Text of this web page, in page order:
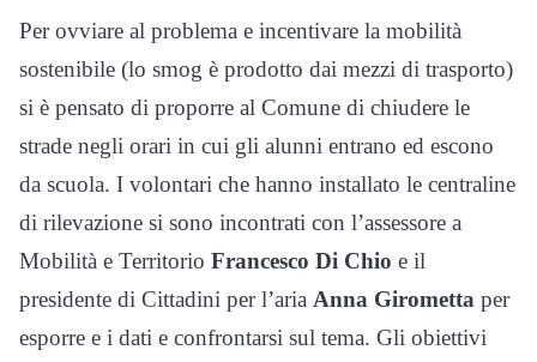
Per ovviare al problema e incentivare la mobilità
sostenibile (lo smog è prodotto dai mezzi di trasporto)
si è pensato di proporre al Comune di chiudere le
strade negli orari in cui gli alunni entrano ed escono
da scuola. I volontari che hanno installato le centraline
di rilevazione si sono incontrati con l’assessore a
Mobilità e Territorio Francesco Di Chio e il
presidente di Cittadini per l’aria Anna Girometta per
esporre e i dati e confrontarsi sul tema. Gli obiettivi